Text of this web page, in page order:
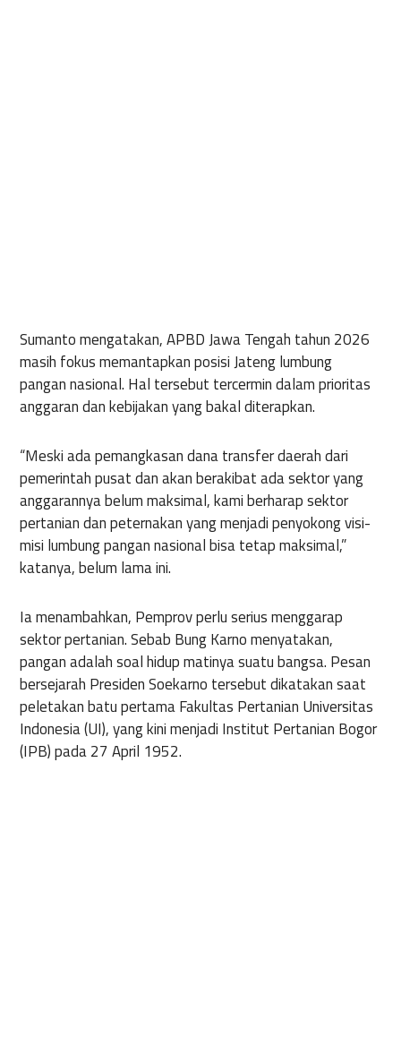
Sumanto mengatakan, APBDJawaTengah tahun 2026
masih fokus memantapkan posisi Jatenglumbung
pangan nasional. Hal tersebut tercermin dalam prioritas
anggarandankebijakanyangbakal diterapkan.
“Meski adapemangkasandana transferdaerah dari
pemerintah pusatdanakan berakibat adasektoryang
anggarannyabelum maksimal, kamiberharap sektor
pertaniandanpeternakanyangmenjadi penyokongvisi-
misi lumbungpangan nasional bisatetap maksimal,”
katanya,belum lamaini.
Iamenambahkan, Pemprovperlu serius menggarap
sektorpertanian.Sebab BungKarno menyatakan,
pangan adalah soal hidup matinyasuatu bangsa. Pesan
bersejarah PresidenSoekarno tersebut dikatakan saat
peletakanbatupertamaFakultas Pertanian Universitas
Indonesia (UI), yangkini menjadi Institut Pertanian Bogor
(IPB) pada 27 April 1952.